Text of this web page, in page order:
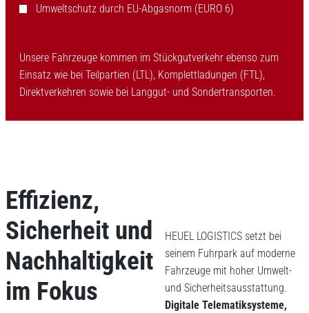
Umweltschutz durch EU-Abgasnorm (EURO 6)
Unsere Fahrzeuge kommen im Stückgutverkehr ebenso zum
Einsatz wie bei Teilpartien (LTL), Komplettladungen (FTL),
Direktverkehren sowie bei Langgut- und Sondertransporten.
Effizienz,
Sicherheit und
Nachhaltigkeit
im Fokus
HEUEL LOGISTICS setzt bei
seinem Fuhrpark auf moderne
Fahrzeuge mit hoher Umwelt-
und Sicherheitsausstattung.
Digitale Telematiksysteme,